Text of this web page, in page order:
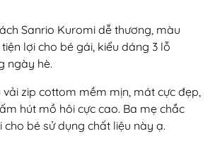
Sanrio Kuromi dễ thương, màu
lợi cho bé gái, kiểu dáng 3 lỗ
ngày hè.
vải zip cottom mềm mịn, mát cực đẹp,
hút mồ hôi cực cao. Ba mẹ chắc
cho bé sử dụng chất liệu này ạ.